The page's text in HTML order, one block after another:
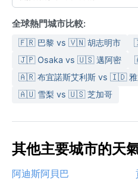
全球熱門城市比較:
🇫🇷 巴黎 vs 🇻🇳 胡志明市
🇯🇵 Osaka vs 🇺🇸 邁阿密
🇦🇷 布宜諾斯艾利斯 vs 🇮🇩 雅
🇦🇺 雪梨 vs 🇺🇸 芝加哥
其他主要城市的天
阿迪斯阿貝巴